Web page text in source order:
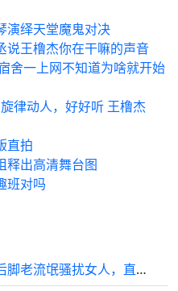
演绎天堂魔鬼对决
说王橹杰你在干嘛的声音
舍一上网不知道为啥就开始
律动人，好好听 王橹杰
直拍
释出高清舞台图
班对吗
良心无悔：男人前脚刚走，后脚老流氓骚扰女人，直接一顿暴揍